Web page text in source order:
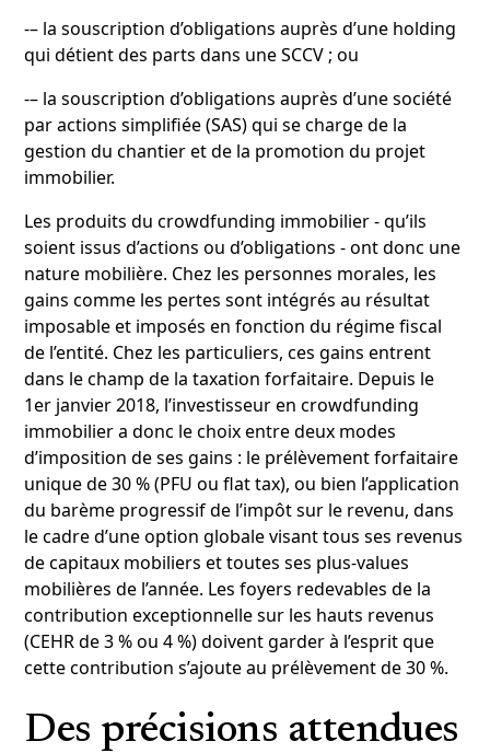
-– la souscription d’obligations auprès d’une holding
qui détient des parts dans une SCCV ; ou
-– la souscription d’obligations auprès d’une société
par actions simplifiée (SAS) qui se charge de la
gestion du chantier et de la promotion du projet
immobilier.
Les produits du crowdfunding immobilier - qu’ils
soient issus d’actions ou d’obligations - ont donc une
nature mobilière. Chez les personnes morales, les
gains comme les pertes sont intégrés au résultat
imposable et imposés en fonction du régime fiscal
de l’entité. Chez les particuliers, ces gains entrent
dans le champ de la taxation forfaitaire. Depuis le
1er janvier 2018, l’investisseur en crowdfunding
immobilier a donc le choix entre deux modes
d’imposition de ses gains : le prélèvement forfaitaire
unique de 30 % (PFU ou flat tax), ou bien l’application
du barème progressif de l’impôt sur le revenu, dans
le cadre d’une option globale visant tous ses revenus
de capitaux mobiliers et toutes ses plus-values
mobilières de l’année. Les foyers redevables de la
contribution exceptionnelle sur les hauts revenus
(CEHR de 3 % ou 4 %) doivent garder à l’esprit que
cette contribution s’ajoute au prélèvement de 30 %.
Des précisions attendues